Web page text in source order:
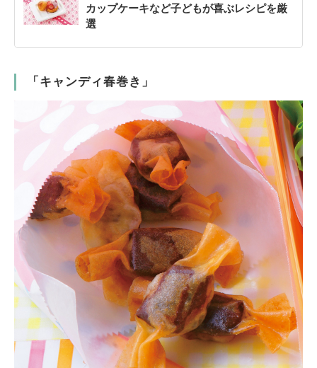
カップケーキなど子どもが喜ぶレシピを厳
選
「キャンディ春巻き」